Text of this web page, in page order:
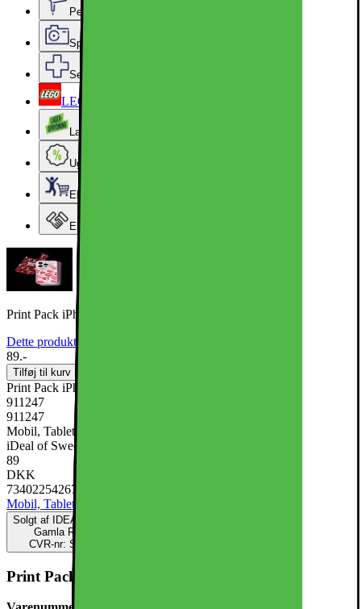
Personlig pleje, Skønhed & Velvære
Sport, Fritid & Hobby
Services & tilbehør
LEGO
Lageroprydning
Ugens tilbud - og andre gode priser
Elgigantens Kundeklub
Elgiganten Erhverv
Print Pack iPhone 16 / 17 Bisous
Dette produkt er endnu ikke blevet bedømt.
89.-
Tilføj til kurv
Print Pack iPhone 16 / 17 Bisous
911247
911247
Mobil, Tablet & Smartwatch, Mobiltilbehør, Mobilcovers
iDeal of Sweden
89
DKK
7340225426784
Mobil, Tablet & Smartwatch
Solgt af
IDEAL OF SWEDEN DK
Gamla Rådstuggatan 33
CVR-nr: SE556889799401
Print Pack iPhone 16 / 17 Bisous